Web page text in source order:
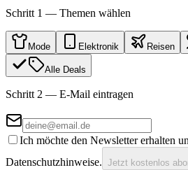
Schritt 1 — Themen wählen
Mode Elektronik Reisen
Alle Deals
Schritt 2 — E-Mail eintragen
Ich möchte den Newsletter erhalten
Datenschutzhinweise. Jetzt kostenlos